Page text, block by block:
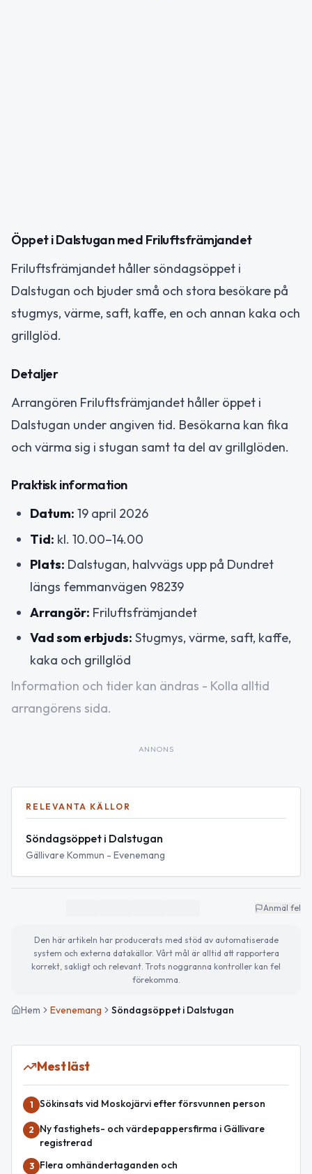
Öppet i Dalstugan med Friluftsfrämjandet
Friluftsfrämjandet håller söndagsöppet i
Dalstugan och bjuder små och stora besökare på
stugmys, värme, saft, kaffe, en och annan kaka och
grillglöd.
Detaljer
Arrangören Friluftsfrämjandet håller öppet i
Dalstugan under angiven tid. Besökarna kan fika
och värma sig i stugan samt ta del av grillglöden.
Praktisk information
Datum: 19 april 2026
Tid: kl. 10.00–14.00
Plats: Dalstugan, halvvägs upp på Dundret
längs femmanvägen 98239
Arrangör: Friluftsfrämjandet
Vad som erbjuds: Stugmys, värme, saft, kaffe,
kaka och grillglöd
Information och tider kan ändras - Kolla alltid
arrangörens sida.
ANNONS
RELEVANTA KÄLLOR
Söndagsöppet i Dalstugan
Gällivare Kommun - Evenemang
Anmäl fel
Den här artikeln har producerats med stöd av automatiserade
system och externa datakällor. Vårt mål är alltid att rapportera
korrekt, sakligt och relevant. Trots noggranna kontroller kan fel
förekomma.
Hem Evenemang Söndagsöppet i Dalstugan
Mest läst
1 Sökinsats vid Moskojärvi efter försvunnen person
2
Ny fastighets- och värdepappersfirma i Gällivare
registrerad
3
Flera omhändertaganden och